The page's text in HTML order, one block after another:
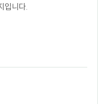
입니다.